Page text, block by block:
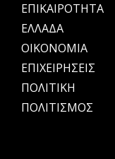
ΕΠΙΚΑΙΡΟΤΗΤΑ
ΕΛΛΑΔΑ
OIKONOMIA
ΕΠΙΧΕΙΡΗΣΕΙΣ
ΠΟΛΙΤΙΚΗ
ΠΟΛΙΤΙΣΜΟΣ